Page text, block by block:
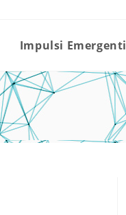
Impulsi Emergenti